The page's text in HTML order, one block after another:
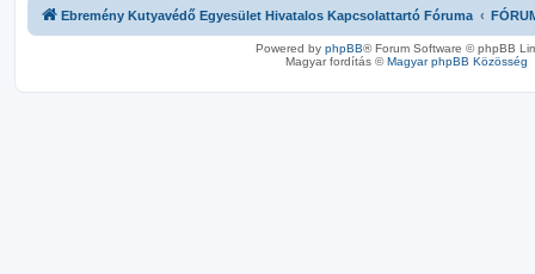
Ebremény Kutyavédő Egyesület Hivatalos Kapcsolattartó Fóruma
Powered by phpBB® Forum Software © phpBB
Magyar fordítás ©Magyar phpBB Közösség